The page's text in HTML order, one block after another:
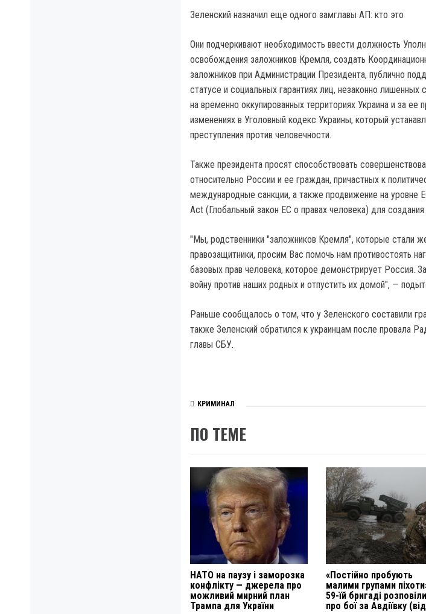
Зеленский назначил еще одного замглавы АП: кто это
Они подчеркивают необходимость ввести должность
освобождения заложников Кремля, создать
заложников при Администрации Президента, публично
статусе и социальных гарантиях лиц, незаконно
на временно оккупированных территориях Украина и за
изменениях в Уголовный кодекс Украины, который
преступления против человечности.
Также президента просят способствовать
относительно России и ее граждан, причастных к
международные санкции, а также продвижение на уровне
Act (Глобальный закон ЕС о правах человека) для
"Мы, родственники "заложников Кремля", которые стали
правозащитники, просим Вас помочь нам противостоять
базовых прав человека, которое демонстрирует Россия.
войну против наших родных и отпустить их домой", —
Раньше сообщалось о том, что у Зеленского составили
также Зеленский обратился к украинцам после провала
главы СБУ.
КРИМИНАЛ
ПО ТЕМЕ
НАТО на паузу і заморозка
конфлікту — джерела про
можливий мирний план
Трампа для України
«Постійно пробують
малими групами
59-їй бригаді розповіли
про бої за Авдіївку